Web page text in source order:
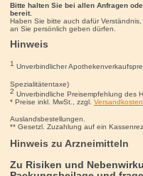
Bitte halten Sie bei allen Anfragen
bereit.
Haben Sie bitte auch dafür
an Sie persönlich geben dürfen.
Hinweis
1 Unverbindlicher
Spezialitätentaxe)
2 Unverbindliche Preisempfehlung des
* Preise inkl. MwSt., zzgl. Versandkosten
Auslandsbestellungen.
** Gesetzl. Zuzahlung auf ein
Hinweis zu Arzneimitteln
Zu Risiken und